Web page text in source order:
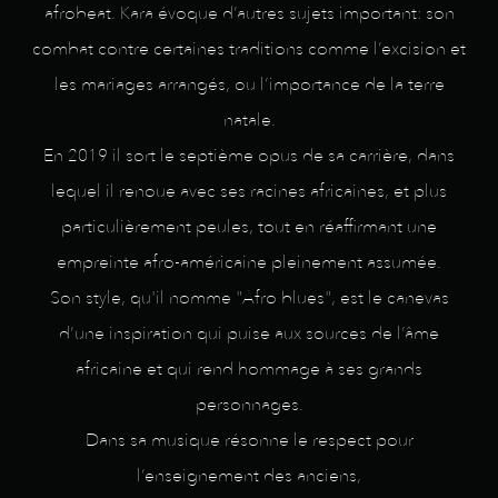
afrobeat. Kara évoque d’autres sujets important: son
combat contre certaines traditions comme l’excision et
les mariages arrangés, ou l’importance de la terre
natale.
En 2019 il sort le septième opus de sa carrière, dans
lequel il renoue avec ses racines africaines, et plus
particulièrement peules, tout en réaffirmant une
empreinte afro-américaine pleinement assumée.
Son style, qu'il nomme "Afro blues", est le canevas
d’une inspiration qui puise aux sources de l’âme
africaine et qui rend hommage à ses grands
personnages.
Dans sa musique résonne le respect pour
l’enseignement des anciens,